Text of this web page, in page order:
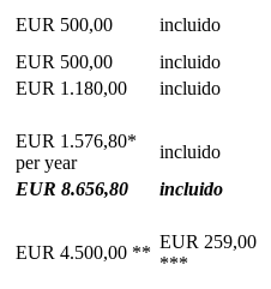
EUR 500,00
incluido
EUR 500,00
incluido
EUR 1.180,00
incluido
EUR 1.576,80*
per year
incluido
EUR 8.656,80
incluido
EUR 4.500,00 **
EUR 259,00
***